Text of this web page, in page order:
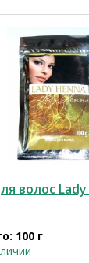
волос Lady
100 г